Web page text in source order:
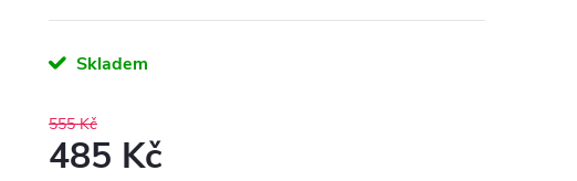
Skladem
555 Kč
485 Kč